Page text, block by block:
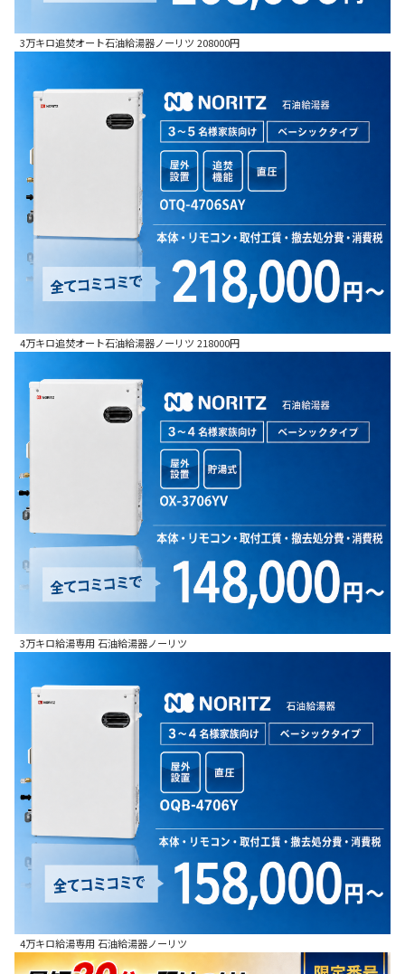
3万キロ追焚オート石油給湯器ノーリツ 208000円
4万キロ追焚オート石油給湯器ノーリツ 218000円
3万キロ給湯専用 石油給湯器ノーリツ
4万キロ給湯専用 石油給湯器ノーリツ